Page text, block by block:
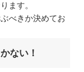
ます。
べきか決めてお
ない！